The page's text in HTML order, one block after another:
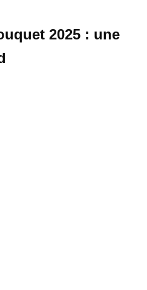
2025 : une